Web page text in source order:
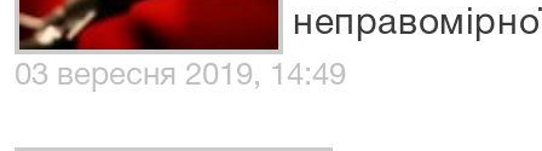
03 вересня 2019, 14:49